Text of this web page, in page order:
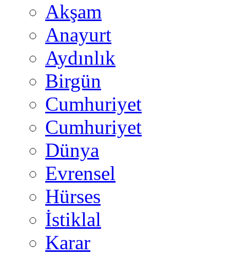
Akşam
Anayurt
Aydınlık
Birgün
Cumhuriyet
Cumhuriyet
Dünya
Evrensel
Hürses
İstiklal
Karar